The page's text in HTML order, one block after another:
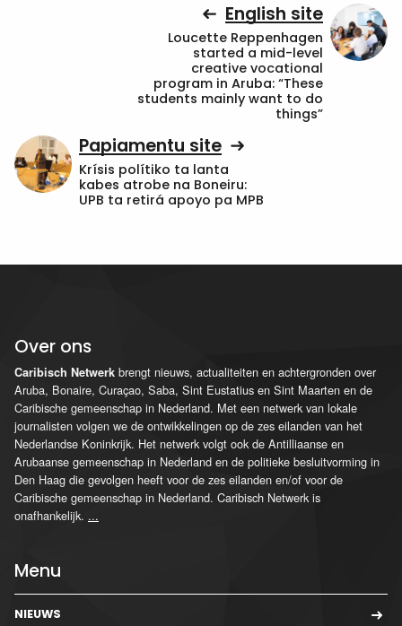
English site
Loucette Reppenhagen
started a mid-level
creative vocational
program in Aruba: “These
students mainly want to do
things”
Papiamentu site
Krísis polítiko ta lanta
kabes atrobe na Boneiru:
UPB ta retirá apoyo pa MPB
Over ons
Caribisch Netwerk brengt nieuws, actualiteiten en achtergronden over
Aruba, Bonaire, Curaçao, Saba, Sint Eustatius en Sint Maarten en de
Caribische gemeenschap in Nederland. Met een netwerk van lokale
journalisten volgen we de ontwikkelingen op de zes eilanden van het
Nederlandse Koninkrijk. Het netwerk volgt ook de Antilliaanse en
Arubaanse gemeenschap in Nederland en de politieke besluitvorming in
Den Haag die gevolgen heeft voor de zes eilanden en/of voor de
Caribische gemeenschap in Nederland. Caribisch Netwerk is
onafhankelijk. ...
Menu
NIEUWS